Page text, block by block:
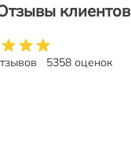
клиентов
5358 оценок